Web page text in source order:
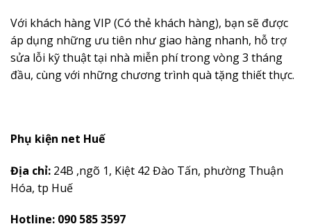
Với khách hàng VIP (Có thẻ khách hàng), bạn sẽ được
áp dụng những ưu tiên như giao hàng nhanh, hỗ trợ
sửa lỗi kỹ thuật tại nhà miễn phí trong vòng 3 tháng
đầu, cùng với những chương trình quà tặng thiết thực.
Phụ kiện net Huế
Địa chỉ: 24B ,ngõ 1, Kiệt 42 Đào Tấn, phường Thuận
Hóa, tp Huế
Hotline: 090 585 3597